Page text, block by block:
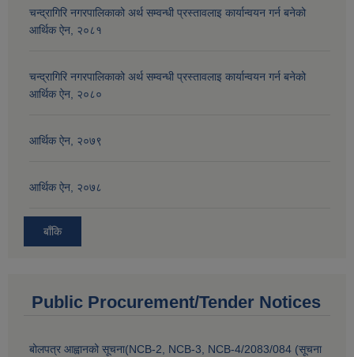
चन्द्रागिरि नगरपालिकाको अर्थ सम्वन्धी प्रस्तावलाइ कार्यान्वयन गर्न बनेको
आर्थिक ऐन, २०८१
चन्द्रागिरि नगरपालिकाको अर्थ सम्वन्धी प्रस्तावलाइ कार्यान्वयन गर्न बनेको
आर्थिक ऐन, २०८०
आर्थिक ऐन, २०७९
आर्थिक ऐन, २०७८
बाँकि
Public Procurement/Tender Notices
बोलपत्र आह्वानको सूचना(NCB-2, NCB-3, NCB-4/2083/084 (सूचना